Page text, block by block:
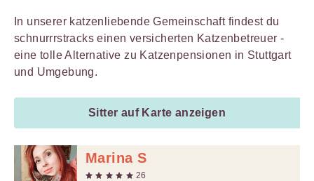
In unserer katzenliebende Gemeinschaft findest du
schnurrrstracks einen versicherten Katzenbetreuer -
eine tolle Alternative zu Katzenpensionen in Stuttgart
und Umgebung.
Sitter auf Karte anzeigen
Marina S
26